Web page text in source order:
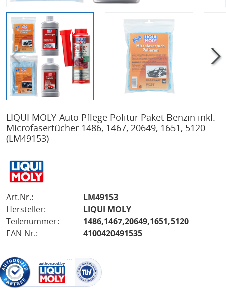
LIQUI MOLY Auto Pflege Politur Paket Benzin inkl.
Microfasertücher 1486, 1467, 20649, 1651, 5120
(LM49153)
Art.Nr.:
LM49153
Hersteller:
LIQUI MOLY
Teilenummer:
1486,1467,20649,1651,5120
EAN-Nr.:
4100420491535